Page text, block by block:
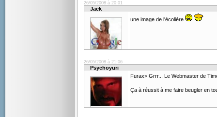
26/05/2008 à 20:01
Jack
une image de l'écolière
26/05/2008 à 21:06
Psychoyuri
Furax> Grrr... Le Webmaster de
Ça à réussit à me faire beugler en